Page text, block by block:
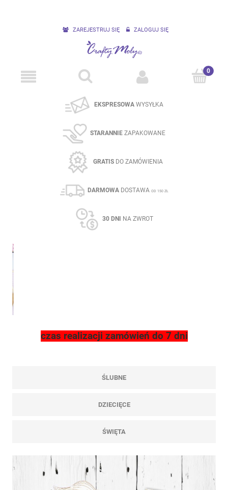
ZAREJESTRUJ SIĘ ZALOGUJ SIĘ
EKSPRESOWA WYSYŁKA
STARANNIE ZAPAKOWANE
GRATISDO ZAMÓWIENIA
DARMOWADOSTAWA OD 150 ZŁ
30 DNI NA ZWROT
czas realizacji zamówień do 7 dni
ŚLUBNE
DZIECIĘCE
ŚWIĘTA